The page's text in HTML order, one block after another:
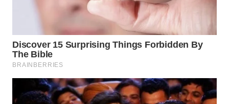
BEKASI
WN
WN